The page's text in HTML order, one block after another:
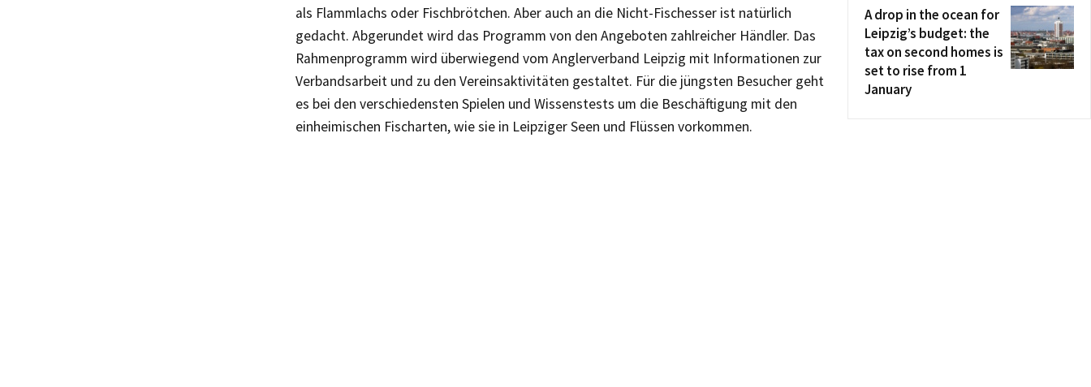
als Flammlachs oder Fischbrötchen. Aber auch an die Nicht-Fischesser ist natürlich
gedacht. Abgerundet wird das Programm von den Angeboten zahlreicher Händler. Das
Rahmenprogramm wird überwiegend vom Anglerverband Leipzig mit Informationen zur
Verbandsarbeit und zu den Vereinsaktivitäten gestaltet. Für die jüngsten Besucher geht
es bei den verschiedensten Spielen und Wissenstests um die Beschäftigung mit den
einheimischen Fischarten, wie sie in Leipziger Seen und Flüssen vorkommen.
A drop in the ocean for
Leipzig’s budget: the
tax on second homes is
set to rise from 1
January